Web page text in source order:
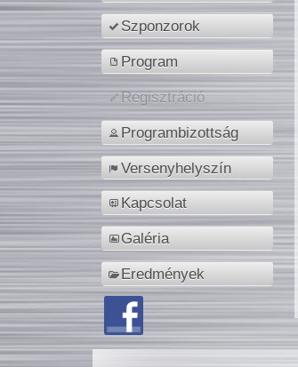
Szponzorok
Program
Regisztráció
Programbizottság
Versenyhelyszín
Kapcsolat
Galéria
Eredmények